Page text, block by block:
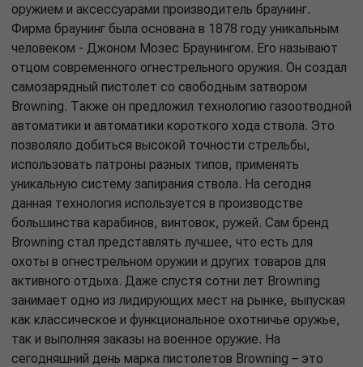
оружием и аксессуарами производитель браунинг.
Фирма браунинг была основана в 1878 году уникальным
человеком - Джоном Мозес Браунингом. Его называют
отцом современного огнестрельного оружия. Он создал
самозарядный пистолет со свободным затвором
Browning. Также он предложил технологию газоотводной
автоматики и автоматики короткого хода ствола. Это
позволяло добиться высокой точности стрельбы,
использовать патроны разных типов, применять
уникальную систему запирания ствола. На сегодня
данная технология используется в производстве
большинства карабинов, винтовок, ружей. Сам бренд
Browning стал представлять лучшее, что есть для
охоты в огнестрельном оружии и других товаров для
активного отдыха. Даже спустя сотни лет Browning
занимает одно из лидирующих мест на рынке, выпуская
как классическое и функциональное охотничье оружье,
так и выполняя заказы на военное оружие. На
сегодняшний день марка пистолетов Browning – это